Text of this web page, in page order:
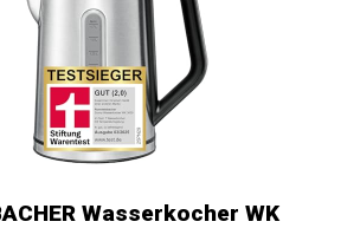
Wasserkocher WK